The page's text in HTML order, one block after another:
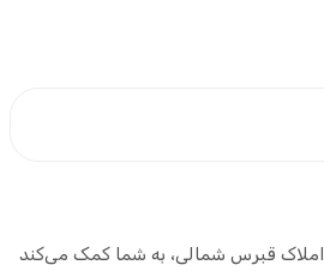
املاک قبرس شمالی، به شما کمک می‌کند